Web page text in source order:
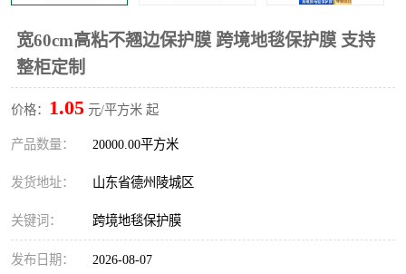
宽60cm高粘不翘边保护膜 跨境地毯保护膜 支持
整柜定制
价格： 1.05 元/平方米 起
产品数量： 20000.00平方米
发货地址： 山东省德州陵城区
关键词： 跨境地毯保护膜
发布日期： 2026-08-07